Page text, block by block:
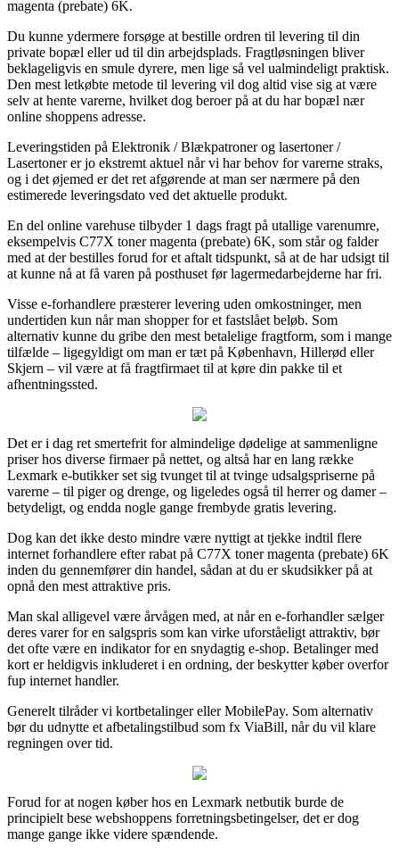
magenta (prebate) 6K.
Du kunne ydermere forsøge at bestille ordren til levering til din
private bopæl eller ud til din arbejdsplads. Fragtløsningen bliver
beklageligvis en smule dyrere, men lige så vel ualmindeligt praktisk.
Den mest letkøbte metode til levering vil dog altid vise sig at være
selv at hente varerne, hvilket dog beroer på at du har bopæl nær
online shoppens adresse.
Leveringstiden på Elektronik / Blækpatroner og lasertoner /
Lasertoner er jo ekstremt aktuel når vi har behov for varerne straks,
og i det øjemed er det ret afgørende at man ser nærmere på den
estimerede leveringsdato ved det aktuelle produkt.
En del online varehuse tilbyder 1 dags fragt på utallige varenumre,
eksempelvis C77X toner magenta (prebate) 6K, som står og falder
med at der bestilles forud for et aftalt tidspunkt, så at de har udsigt til
at kunne nå at få varen på posthuset før lagermedarbejderne har fri.
Visse e-forhandlere præsterer levering uden omkostninger, men
undertiden kun når man shopper for et fastslået beløb. Som
alternativ kunne du gribe den mest betalelige fragtform, som i mange
tilfælde – ligegyldigt om man er tæt på København, Hillerød eller
Skjern – vil være at få fragtfirmaet til at køre din pakke til et
afhentningssted.
Det er i dag ret smertefrit for almindelige dødelige at sammenligne
priser hos diverse firmaer på nettet, og altså har en lang række
Lexmark e-butikker set sig tvunget til at tvinge udsalgspriserne på
varerne – til piger og drenge, og ligeledes også til herrer og damer –
betydeligt, og endda nogle gange frembyde gratis levering.
Dog kan det ikke desto mindre være nyttigt at tjekke indtil flere
internet forhandlere efter rabat på C77X toner magenta (prebate) 6K
inden du gennemfører din handel, sådan at du er skudsikker på at
opnå den mest attraktive pris.
Man skal alligevel være årvågen med, at når en e-forhandler sælger
deres varer for en salgspris som kan virke uforståeligt attraktiv, bør
det ofte være en indikator for en snydagtig e-shop. Betalinger med
kort er heldigvis inkluderet i en ordning, der beskytter køber overfor
fup internet handler.
Generelt tilråder vi kortbetalinger eller MobilePay. Som alternativ
bør du udnytte et afbetalingstilbud som fx ViaBill, når du vil klare
regningen over tid.
Forud for at nogen køber hos en Lexmark netbutik burde de
principielt bese webshoppens forretningsbetingelser, det er dog
mange gange ikke videre spændende.